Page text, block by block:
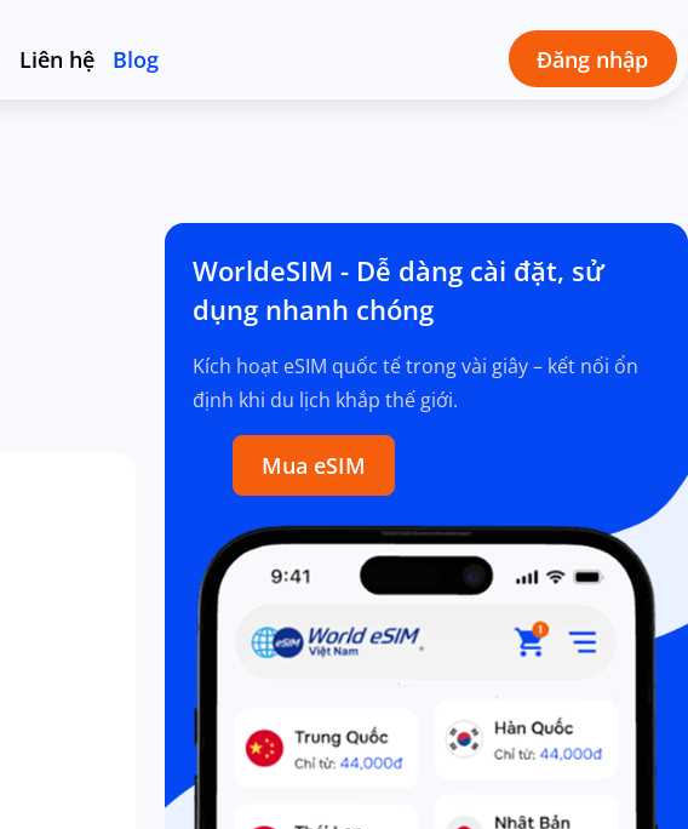
Liên hệ Blog Đăng nhập
WorldeSIM - Dễ dàng cài đặt, sử
dụng nhanh chóng
Kích hoạt eSIM quốc tế trong vài giây – kết nối ổn
định khi du lịch khắp thế giới.
Mua eSIM